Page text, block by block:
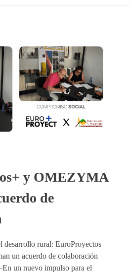
y OMEZYMA
de
desarrollo rural: EuroProyectos
un acuerdo de colaboración
un nuevo impulso para el